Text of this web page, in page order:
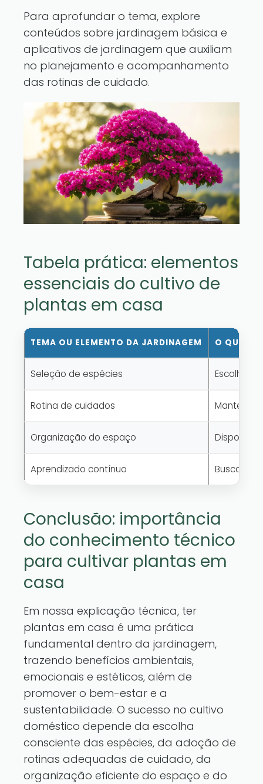
Para aprofundar o tema, explore
conteúdos sobre jardinagem básica e
aplicativos de jardinagem que auxiliam
no planejamento e acompanhamento
das rotinas de cuidado.
Tabela prática: elementos
essenciais do cultivo de
plantas em casa
TEMA OU ELEMENTO DA JARDINAGEM O QUE
Seleção de espécies Escolher
Rotina de cuidados Manter
Organização do espaço Dispor
Aprendizado contínuo Buscar
Conclusão: importância
do conhecimento técnico
para cultivar plantas em
casa
Em nossa explicação técnica, ter
plantas em casa é uma prática
fundamental dentro da jardinagem,
trazendo benefícios ambientais,
emocionais e estéticos, além de
promover o bem-estar e a
sustentabilidade. O sucesso no cultivo
doméstico depende da escolha
consciente das espécies, da adoção de
rotinas adequadas de cuidado, da
organização eficiente do espaço e do